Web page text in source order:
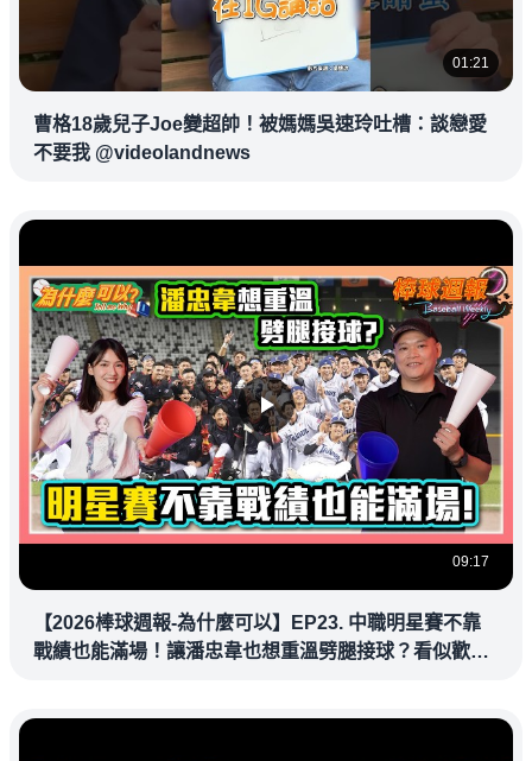
01:21
曹格18歲兒子Joe變超帥！被媽媽吳速玲吐槽：談戀愛
不要我 @videolandnews
09:17
【2026棒球週報-為什麼可以】EP23. 中職明星賽不靠
戰績也能滿場！讓潘忠韋也想重溫劈腿接球？看似歡樂